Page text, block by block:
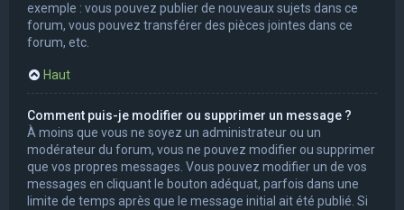
exemple : vous pouvez publier de nouveaux sujets dans ce
forum, vous pouvez transférer des pièces jointes dans ce
forum, etc.
Haut
Comment puis-je modifier ou supprimer un message ?
À moins que vous ne soyez un administrateur ou un
modérateur du forum, vous ne pouvez modifier ou supprimer
que vos propres messages. Vous pouvez modifier un de vos
messages en cliquant le bouton adéquat, parfois dans une
limite de temps après que le message initial ait été publié. Si